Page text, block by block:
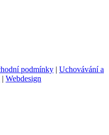
podmínky | Uchovávání a
| Webdesign